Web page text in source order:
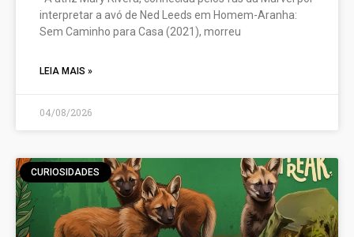
interpretar a avó de Ned Leeds em Homem-Aranha:
Sem Caminho para Casa (2021), morreu
LEIA MAIS »
04/08/2026
CURIOSIDADES